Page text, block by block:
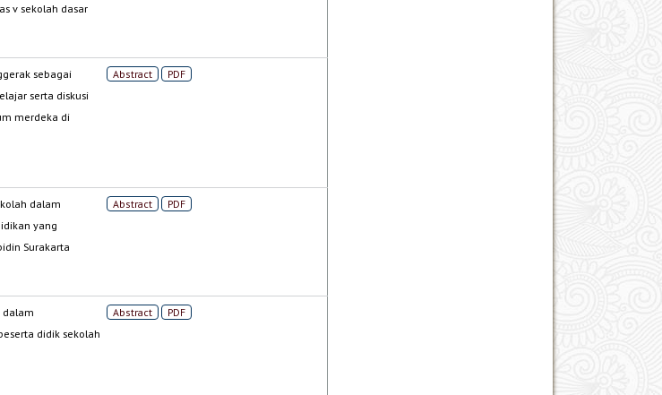
v sekolah dasar
sebagai
serta diskusi
merdeka di
Abstract PDF
dalam
yang
Surakarta
Abstract PDF
dalam
didik sekolah
Abstract PDF